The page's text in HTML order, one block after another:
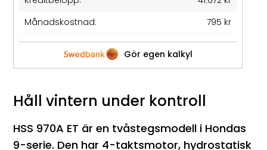
Månadskostnad:
795 kr
Gör egen kalkyl
Håll vintern under kontroll
HSS 970A ET är en tvåstegsmodell i Hondas
9-serie. Den har 4-taktsmotor, hydrostatisk